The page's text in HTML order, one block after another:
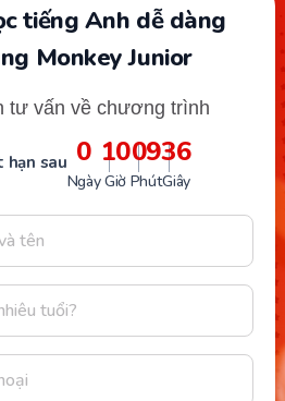
tiếng Anh dễ dàng
Monkey Junior
tư vấn về chương trình
hạn sau 0
Ngày
10
Giờ
09
Phút
35
Giây
viên cùng với học Monkey
và chủ động mở rộng chủ
tiếng Anh nhưng thực tế hai
đe bằng cách buổi đó không
10 trên lớp vẫn thấy rất
tự hào ánh vẫn lên trong
những gì các con có được từ
25km với mẹ không dài.”